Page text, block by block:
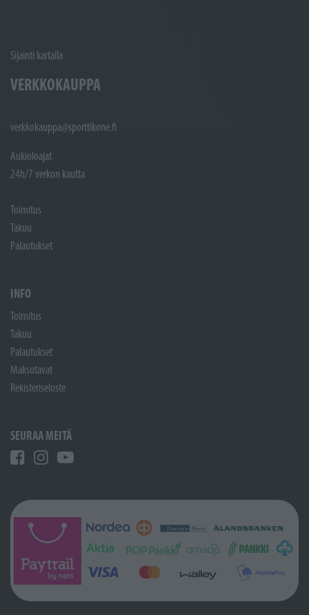
Sijainti kartalla
VERKKOKAUPPA
verkkokauppa@sporttikone.fi
Aukioloajat
24h/7 verkon kautta
Toimitus
Takuu
Palautukset
INFO
Toimitus
Takuu
Palautukset
Maksutavat
Rekisteriseloste
SEURAA MEITÄ